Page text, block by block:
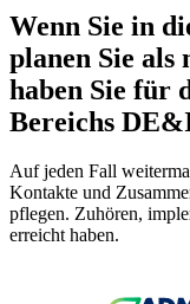
Wenn Sie in
planen Sie als
haben Sie für
Bereichs
Auf jeden Fall
Kontakte und
pflegen. Zuhören,
erreicht haben.